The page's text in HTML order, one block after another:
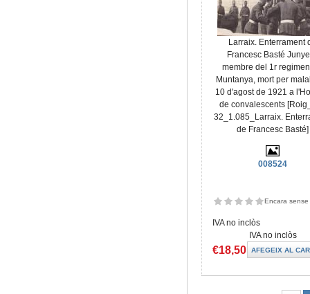
Larraix. Enterrament
Francesc Basté
membre del 1r
Muntanya, mort per
10 d'agost de 1921 a
de convalescents
32_1.085_Larraix.
de Francesc Basté]
008524
Encara sense
IVA no inclòs
IVA no inclòs
€18,50